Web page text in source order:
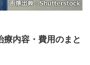
内容・費用のまと